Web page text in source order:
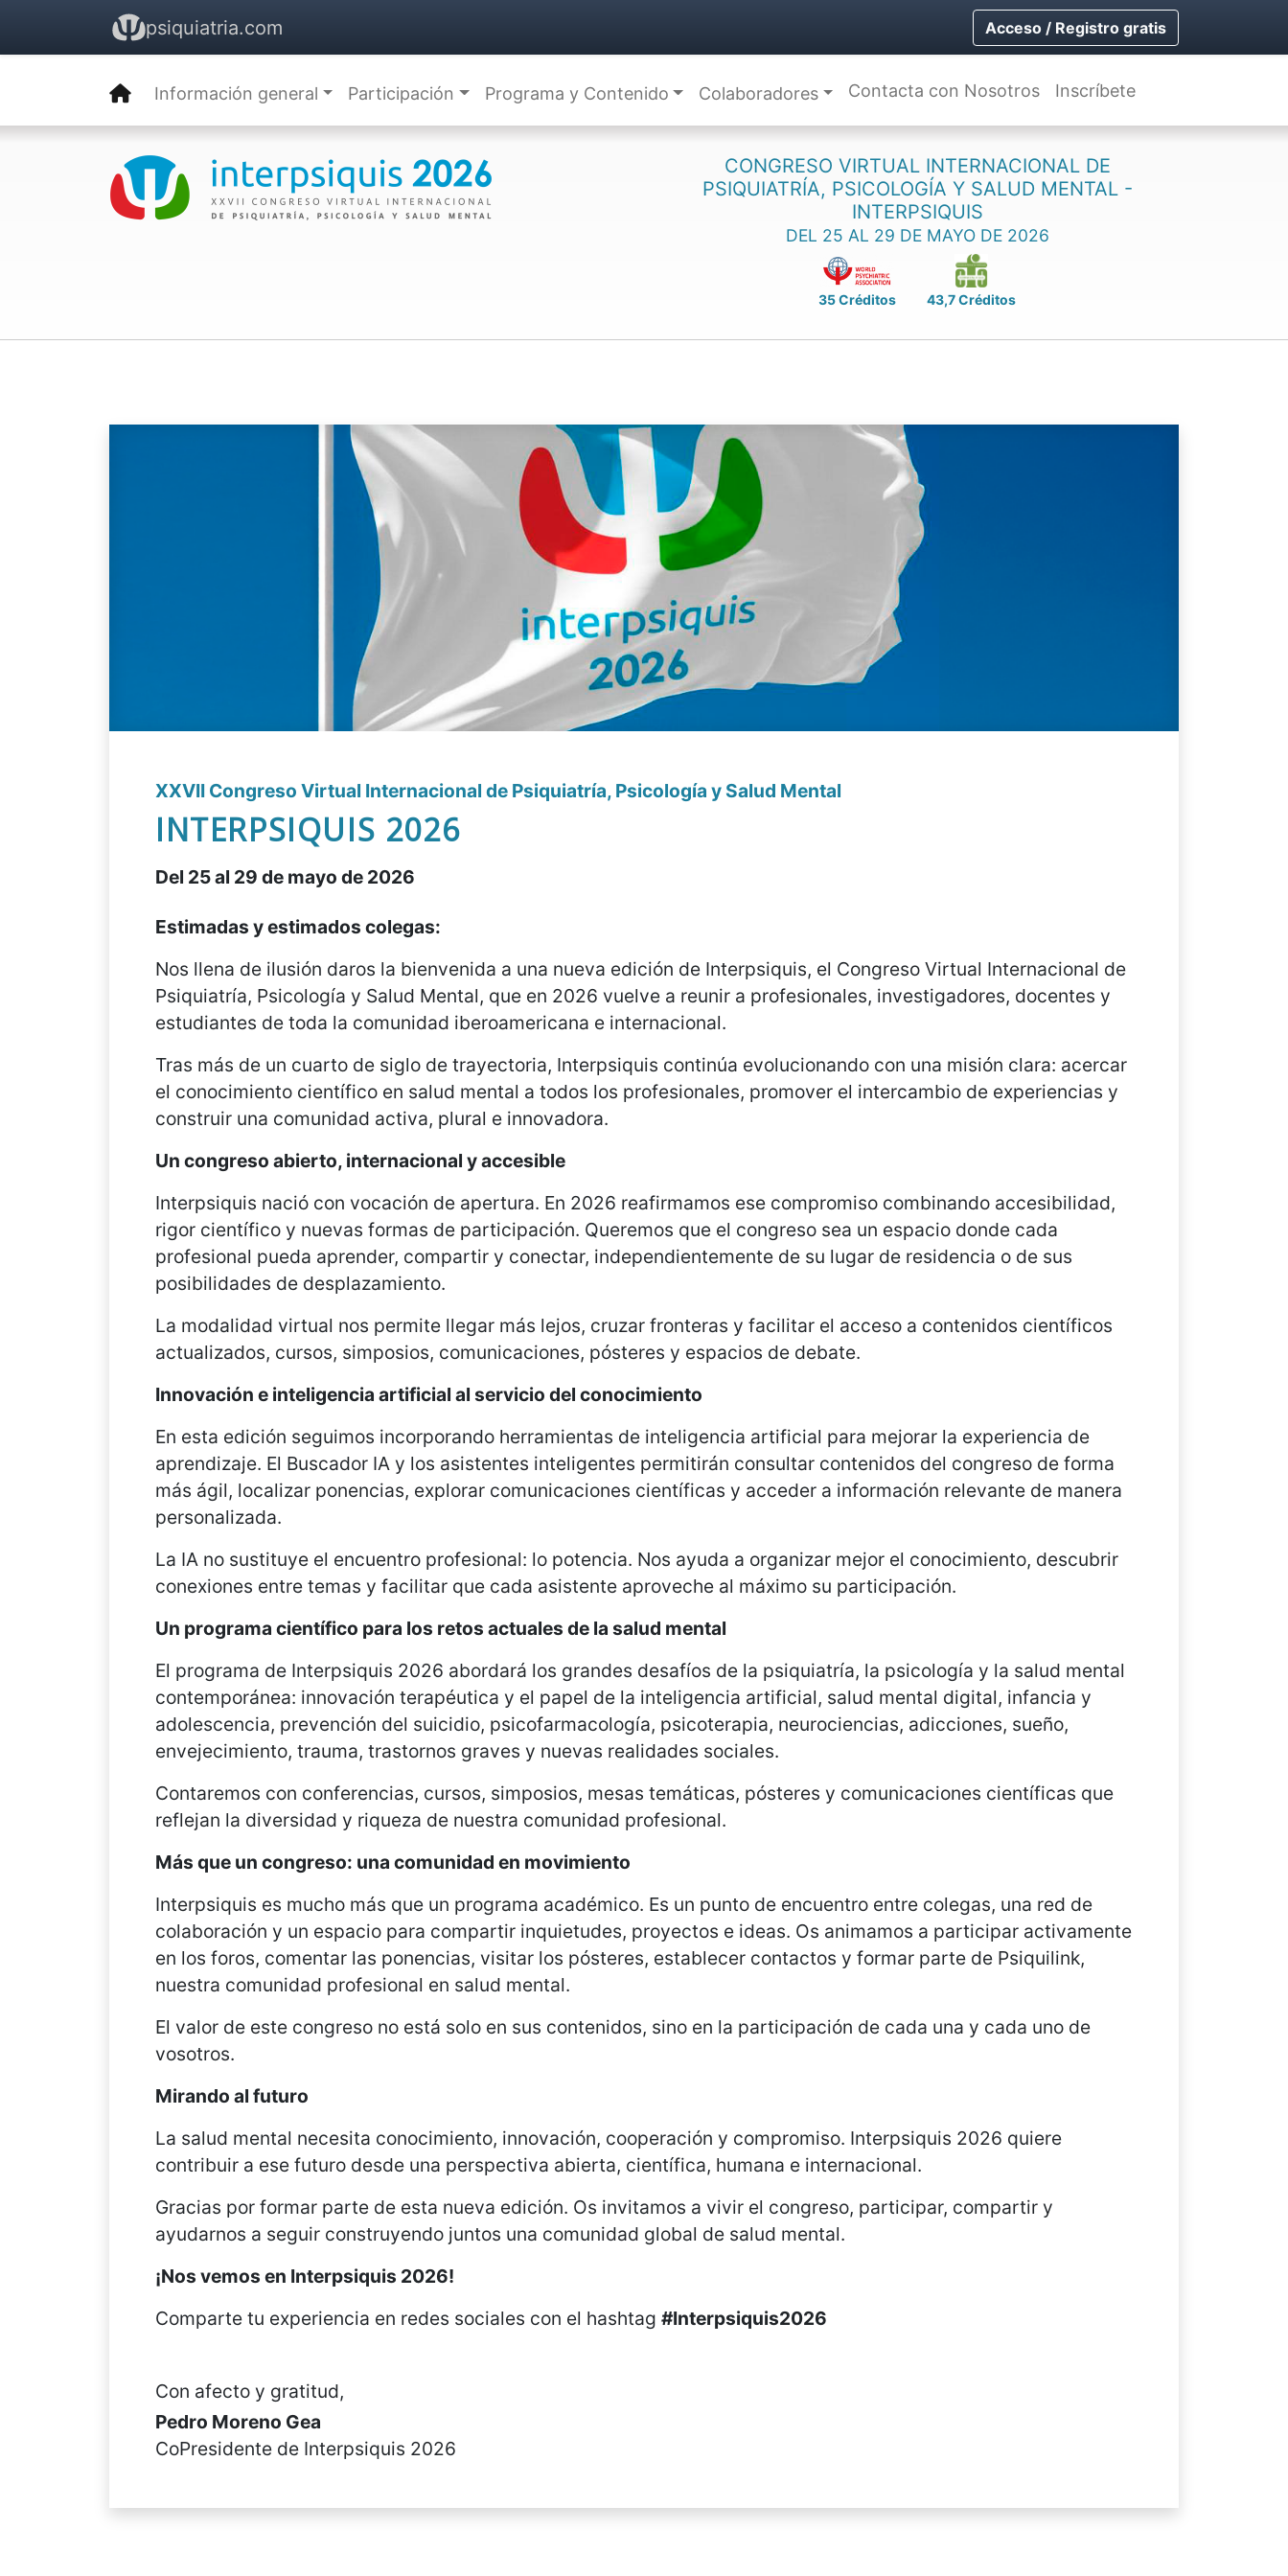
psiquiatria.com Acceso / Registro gratis
Información general Participación Programa y Contenido Colaboradores Contacta con Nosotros Inscríbete
CONGRESO VIRTUAL INTERNACIONAL DE
PSIQUIATRÍA, PSICOLOGÍA Y SALUD MENTAL -
INTERPSIQUIS
DEL 25 AL 29 DE MAYO DE 2026
35 Créditos 43,7 Créditos
XXVII Congreso Virtual Internacional de Psiquiatría, Psicología y Salud Mental
INTERPSIQUIS 2026
Del 25 al 29 de mayo de 2026
Estimadas y estimados colegas:
Nos llena de ilusión daros la bienvenida a una nueva edición de Interpsiquis, el Congreso Virtual Internacional de
Psiquiatría, Psicología y Salud Mental, que en 2026 vuelve a reunir a profesionales, investigadores, docentes y
estudiantes de toda la comunidad iberoamericana e internacional.
Tras más de un cuarto de siglo de trayectoria, Interpsiquis continúa evolucionando con una misión clara: acercar
el conocimiento científico en salud mental a todos los profesionales, promover el intercambio de experiencias y
construir una comunidad activa, plural e innovadora.
Un congreso abierto, internacional y accesible
Interpsiquis nació con vocación de apertura. En 2026 reafirmamos ese compromiso combinando accesibilidad,
rigor científico y nuevas formas de participación. Queremos que el congreso sea un espacio donde cada
profesional pueda aprender, compartir y conectar, independientemente de su lugar de residencia o de sus
posibilidades de desplazamiento.
La modalidad virtual nos permite llegar más lejos, cruzar fronteras y facilitar el acceso a contenidos científicos
actualizados, cursos, simposios, comunicaciones, pósteres y espacios de debate.
Innovación e inteligencia artificial al servicio del conocimiento
En esta edición seguimos incorporando herramientas de inteligencia artificial para mejorar la experiencia de
aprendizaje. El Buscador IA y los asistentes inteligentes permitirán consultar contenidos del congreso de forma
más ágil, localizar ponencias, explorar comunicaciones científicas y acceder a información relevante de manera
personalizada.
La IA no sustituye el encuentro profesional: lo potencia. Nos ayuda a organizar mejor el conocimiento, descubrir
conexiones entre temas y facilitar que cada asistente aproveche al máximo su participación.
Un programa científico para los retos actuales de la salud mental
El programa de Interpsiquis 2026 abordará los grandes desafíos de la psiquiatría, la psicología y la salud mental
contemporánea: innovación terapéutica y el papel de la inteligencia artificial, salud mental digital, infancia y
adolescencia, prevención del suicidio, psicofarmacología, psicoterapia, neurociencias, adicciones, sueño,
envejecimiento, trauma, trastornos graves y nuevas realidades sociales.
Contaremos con conferencias, cursos, simposios, mesas temáticas, pósteres y comunicaciones científicas que
reflejan la diversidad y riqueza de nuestra comunidad profesional.
Más que un congreso: una comunidad en movimiento
Interpsiquis es mucho más que un programa académico. Es un punto de encuentro entre colegas, una red de
colaboración y un espacio para compartir inquietudes, proyectos e ideas. Os animamos a participar activamente
en los foros, comentar las ponencias, visitar los pósteres, establecer contactos y formar parte de Psiquilink,
nuestra comunidad profesional en salud mental.
El valor de este congreso no está solo en sus contenidos, sino en la participación de cada una y cada uno de
vosotros.
Mirando al futuro
La salud mental necesita conocimiento, innovación, cooperación y compromiso. Interpsiquis 2026 quiere
contribuir a ese futuro desde una perspectiva abierta, científica, humana e internacional.
Gracias por formar parte de esta nueva edición. Os invitamos a vivir el congreso, participar, compartir y
ayudarnos a seguir construyendo juntos una comunidad global de salud mental.
¡Nos vemos en Interpsiquis 2026!
Comparte tu experiencia en redes sociales con el hashtag #Interpsiquis2026
Con afecto y gratitud,
Pedro Moreno Gea
CoPresidente de Interpsiquis 2026